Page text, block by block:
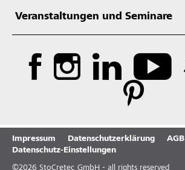
Veranstaltungen und Seminare
Impressum Datenschutzerklärung
AGB
Datenschutz-Einstellungen
©2026 StoCretec GmbH - all rights reserved